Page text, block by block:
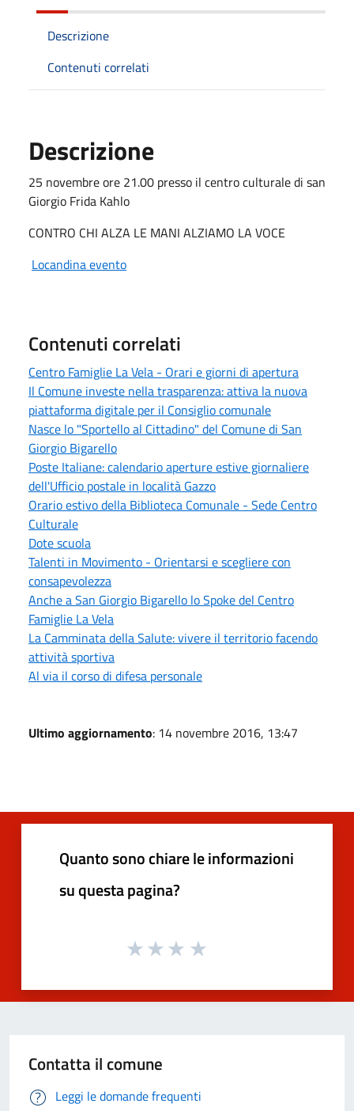
Descrizione
Contenuti correlati
Descrizione
25 novembre ore 21.00 presso il centro culturale di san
Giorgio Frida Kahlo
CONTRO CHI ALZA LE MANI ALZIAMO LA VOCE
Locandina evento
Contenuti correlati
Centro Famiglie La Vela - Orari e giorni di apertura
Il Comune investe nella trasparenza: attiva la nuova
piattaforma digitale per il Consiglio comunale
Nasce lo "Sportello al Cittadino" del Comune di San
Giorgio Bigarello
Poste Italiane: calendario aperture estive giornaliere
dell'Ufficio postale in località Gazzo
Orario estivo della Biblioteca Comunale - Sede Centro
Culturale
Dote scuola
Talenti in Movimento - Orientarsi e scegliere con
consapevolezza
Anche a San Giorgio Bigarello lo Spoke del Centro
Famiglie La Vela
La Camminata della Salute: vivere il territorio facendo
attività sportiva
Al via il corso di difesa personale
Ultimo aggiornamento: 14 novembre 2016, 13:47
Quanto sono chiare le informazioni
su questa pagina?
Contatta il comune
Leggi le domande frequenti